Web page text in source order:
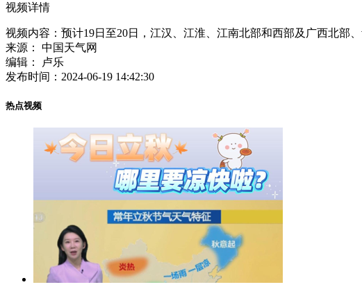
视频详情
视频内容： 预计19日至20日，江汉、江淮、江南北部和西部及广西北部
来源：
中国天气网
编辑：
卢乐
发布时间： 2024-06-19 14:42:30
热点视频